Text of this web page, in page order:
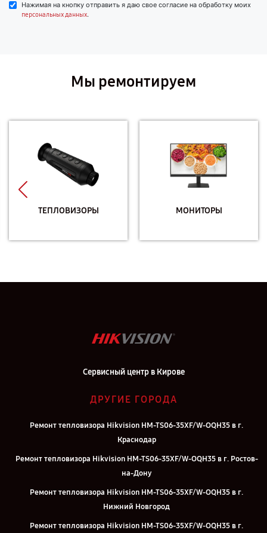
Нажимая на кнопку отправить я даю свое согласие на обработку моих
персональных данных.
Мы ремонтируем
ТЕПЛОВИЗОРЫ МОНИТОРЫ
Сервисный центр в Кирове
ДРУГИЕ ГОРОДА
Ремонт тепловизора Hikvision HM-TS06-35XF/W-OQH35 в г.
Краснодар
Ремонт тепловизора Hikvision HM-TS06-35XF/W-OQH35 в г. Ростов-
на-Дону
Ремонт тепловизора Hikvision HM-TS06-35XF/W-OQH35 в г.
Нижний Новгород
Ремонт тепловизора Hikvision HM-TS06-35XF/W-OQH35 в г.